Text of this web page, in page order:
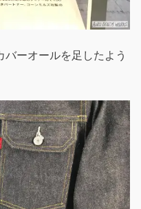
ーオールを足したよう